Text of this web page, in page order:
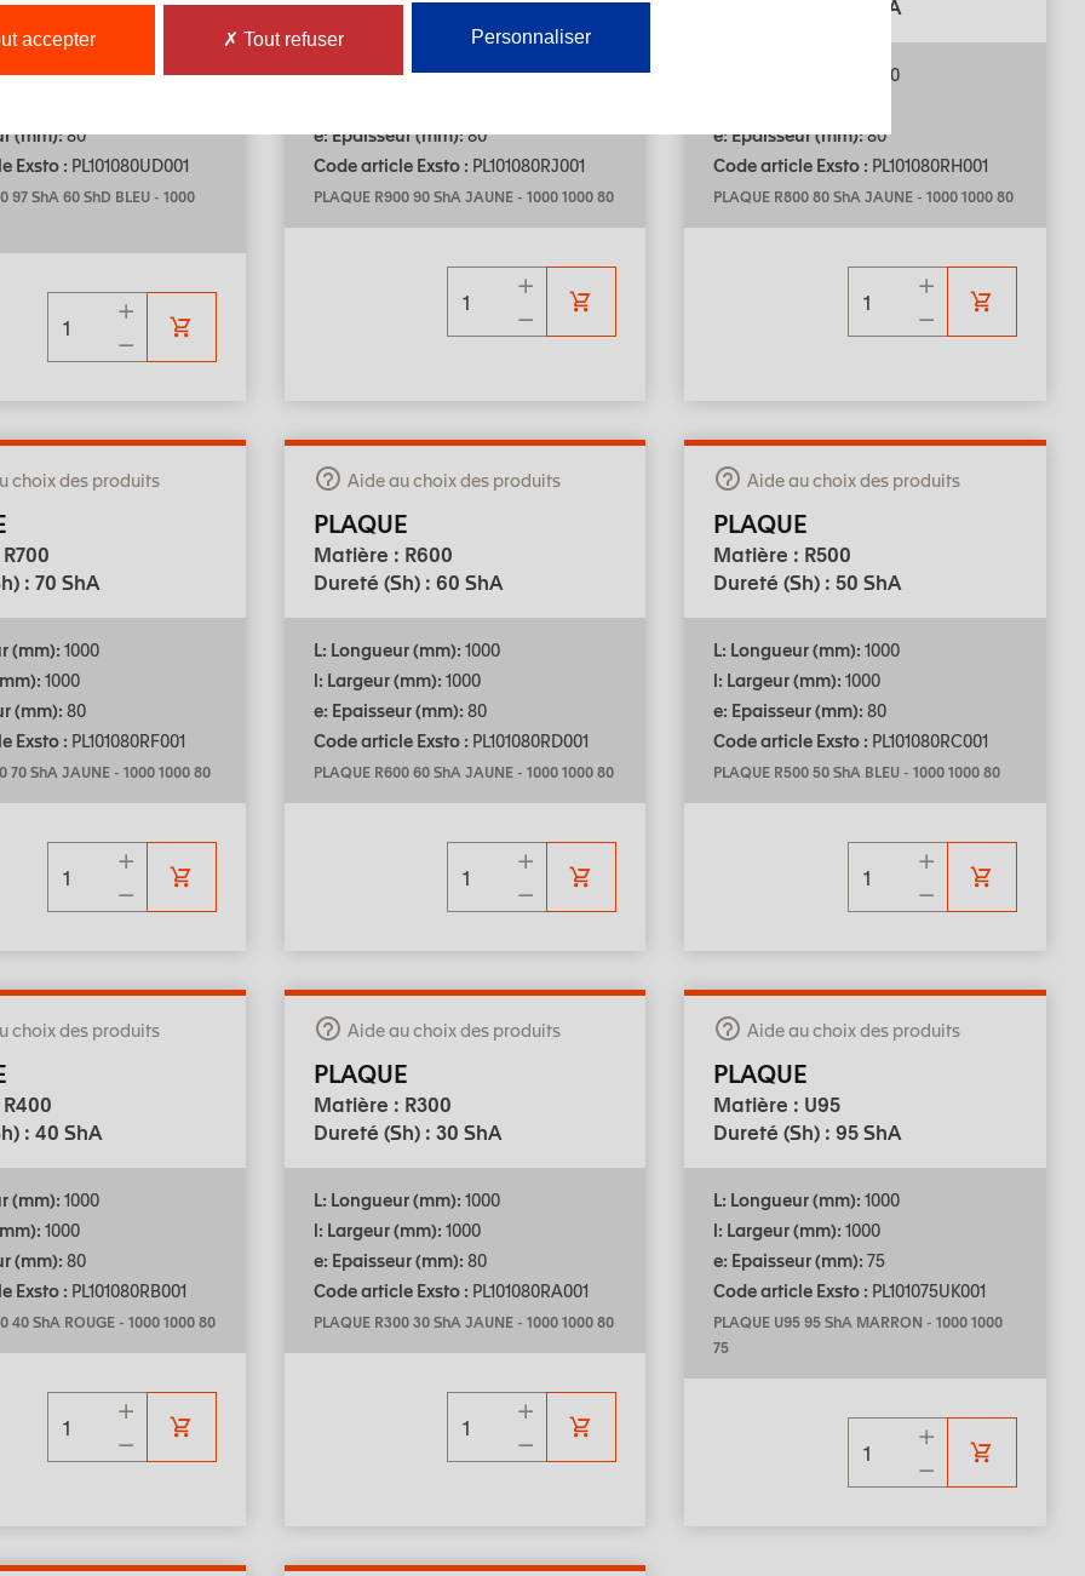
: 97 ShA 58 ShD
(mm):1000
(mm):80
Exsto : PL101080UD001
97 ShA 60 ShD BLEU - 1000
Dureté (Sh) : 90 ShA
L: Longueur (mm):1000
e: Epaisseur (mm):80
Code article Exsto : PL101080RJ001
PLAQUE R900 90 ShA JAUNE- 1000 1000 80
Dureté (Sh) : 80 ShA
1000
e: Epaisseur (mm):80
Code article Exsto : PL101080RH001
PLAQUE R800 80 ShA JAUNE -1000 1000 80
choix des produits
: 70 ShA
(mm): 1000
1000
(mm): 80
Exsto : PL101080RF001
70 ShA JAUNE - 1000 1000 80
Aide au choix des produits
PLAQUE
Matière : R600
Dureté (Sh) : 60 ShA
L: Longueur (mm): 1000
l: Largeur (mm): 1000
e: Epaisseur (mm): 80
Code article Exsto : PL101080RD001
PLAQUE R600 60 ShA JAUNE- 1000 1000 80
Aide au choix des produits
PLAQUE
Matière : R500
Dureté (Sh) : 50 ShA
L: Longueur (mm):1000
l: Largeur (mm):1000
e: Epaisseur (mm):80
Code article Exsto : PL101080RC001
PLAQUE R500 50 ShA BLEU -1000 1000 80
choix des produits
: 40 ShA
(mm): 1000
1000
(mm): 80
Exsto : PL101080RB001
40 ShA ROUGE - 1000 1000 80
Aide au choix des produits
PLAQUE
Matière : R300
Dureté (Sh) : 30 ShA
L: Longueur (mm): 1000
l: Largeur (mm): 1000
e: Epaisseur (mm): 80
Code article Exsto : PL101080RA001
PLAQUE R300 30 ShA JAUNE- 1000 1000 80
Aide au choix des produits
PLAQUE
Matière : U95
Dureté (Sh) : 95 ShA
L: Longueur (mm):1000
l: Largeur (mm):1000
e: Epaisseur (mm):75
Code article Exsto : PL101075UK001
PLAQUE U95 95 ShA MARRON -1000 1000
75
accepter Tout refuser Personnaliser